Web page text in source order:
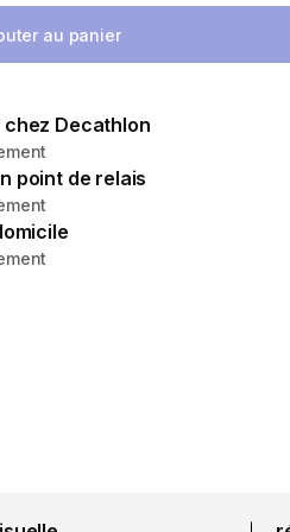
au panier
Decathlon
point de relais